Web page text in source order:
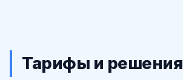
Тарифы и решения